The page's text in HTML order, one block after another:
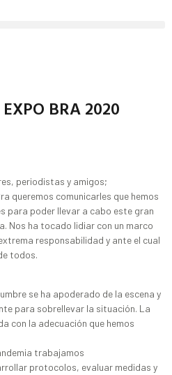
BRA 2020
periodistas y amigos;
queremos comunicarles que hemos
para poder llevar a cabo este gran
Nos ha tocado lidiar con un marco
responsabilidad y ante el cual
todos.
se ha apoderado de la escena y
para sobrellevar la situación. La
con la adecuación que hemos
trabajamos
protocolos, evaluar medidas y